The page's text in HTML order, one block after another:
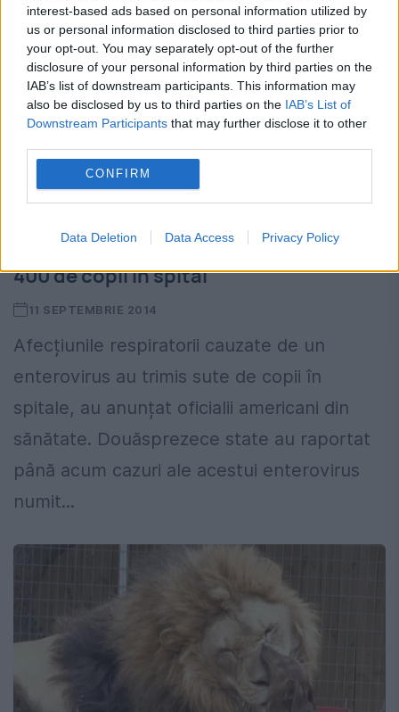
interest-based ads based on personal information utilized by
us or personal information disclosed to third parties prior to
your opt-out. You may separately opt-out of the further
disclosure of your personal information by third parties on the
IAB’s list of downstream participants. This information may
also be disclosed by us to third parties on the IAB’s List of
Downstream Participants that may further disclose it to other
CONFIRM
Data Deletion Data Access Privacy Policy
În SUA, un virus rar a trimis mai mult de
400 de copii în spital
11 SEPTEMBRIE 2014
Afecțiunile respiratorii cauzate de un
enterovirus au trimis sute de copii în
spitale, au anunțat oficialii americani din
sănătate. Douăsprezece state au raportat
până acum cazuri ale acestui enterovirus
numit...